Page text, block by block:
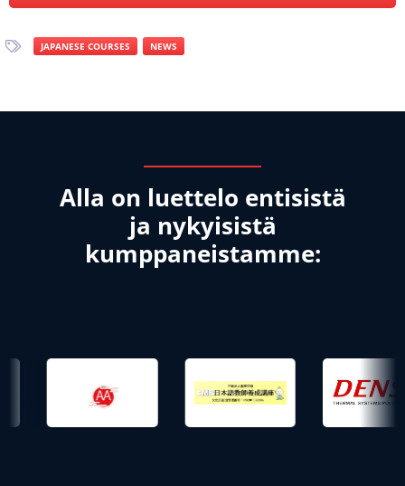
JAPANESE COURSES NEWS
Alla on luettelo entisistä
ja nykyisistä
kumppaneistamme: